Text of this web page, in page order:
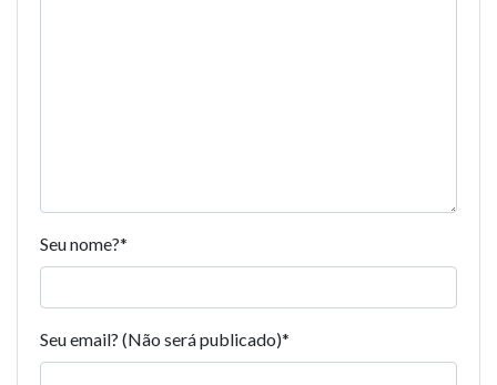
Seu nome?*
Seu email? (Não será publicado)*